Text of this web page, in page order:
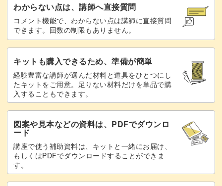
わからない点は、講師へ直接質問
コメント機能で、わからない点は講師に直接質問
できます。回数の制限もありません。
キットも購入できるため、準備が簡単
経験豊富な講師が選んだ材料と道具をひとつにし
たキットをご用意。足りない材料だけを単品で購
入することもできます。
図案や見本などの資料は、PDFでダウンロ
ード
講座で使う補助資料は、キットと一緒にお届け、
もしくはPDFでダウンロードすることができま
す。